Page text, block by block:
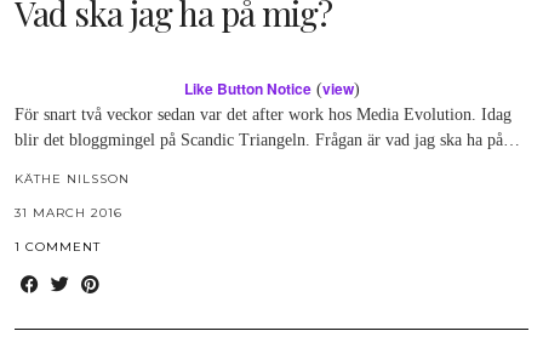
Vad ska jag ha på mig?
Like Button Notice(view)
För snart två veckor sedan var det after work hos Media Evolution. Idag
blir det bloggmingel på Scandic Triangeln. Frågan är vad jag ska ha på…
KÄTHE NILSSON
31 MARCH 2016
1 COMMENT